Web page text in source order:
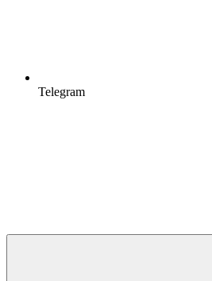
Telegram